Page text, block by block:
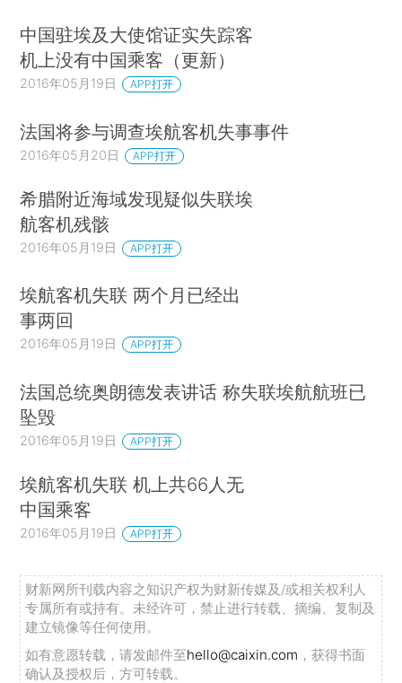
中国驻埃及大使馆证实失踪客
机上没有中国乘客（更新）
2016年05月19日 APP打开
法国将参与调查埃航客机失事事件
2016年05月20日 APP打开
希腊附近海域发现疑似失联埃
航客机残骸
2016年05月19日 APP打开
埃航客机失联 两个月已经出
事两回
2016年05月19日 APP打开
法国总统奥朗德发表讲话 称失联埃航航班已
坠毁
2016年05月19日 APP打开
埃航客机失联 机上共66人无
中国乘客
2016年05月19日 APP打开
财新网所刊载内容之知识产权为财新传媒及/或相关权利人
专属所有或持有。未经许可，禁止进行转载、摘编、复制及
建立镜像等任何使用。
如有意愿转载，请发邮件至hello@caixin.com ，获得书面
确认及授权后，方可转载。